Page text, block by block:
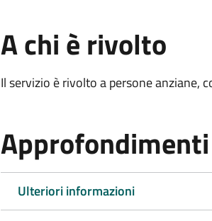
A chi è rivolto
Il servizio è rivolto a persone anziane,
Approfondimenti
Ulteriori informazioni